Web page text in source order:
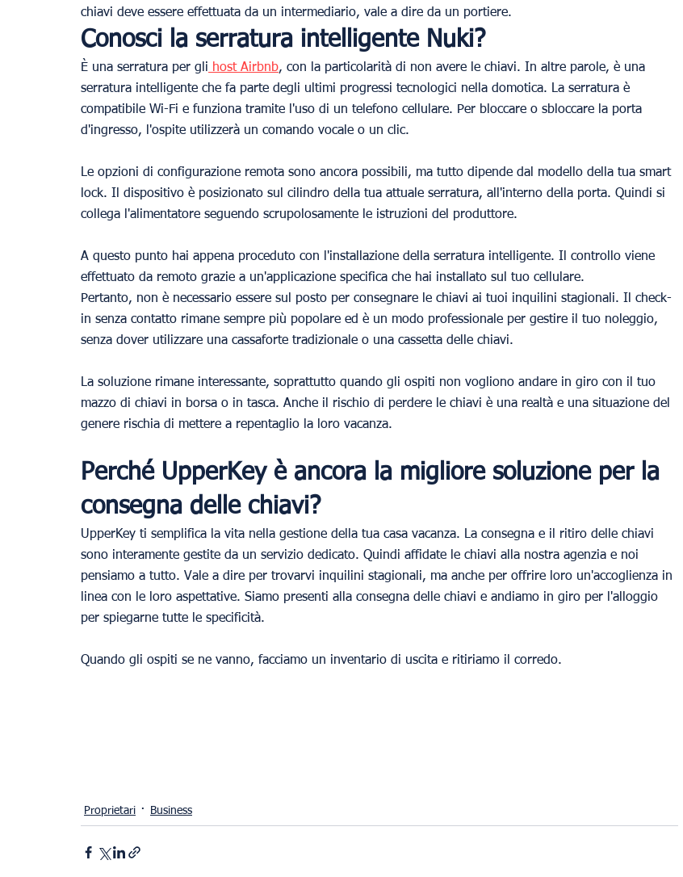
chiavi deve essere effettuata da un intermediario, vale a dire da un portiere.
Conosci la serratura intelligente Nuki?
È una serratura per gli host Airbnb, con la particolarità di non avere le chiavi. In altre parole, è una
serratura intelligente che fa parte degli ultimi progressi tecnologici nella domotica. La serratura è
compatibile Wi-Fi e funziona tramite l'uso di un telefono cellulare. Per bloccare o sbloccare la porta
d'ingresso, l'ospite utilizzerà un comando vocale o un clic.
Le opzioni di configurazione remota sono ancora possibili, ma tutto dipende dal modello della tua smart
lock. Il dispositivo è posizionato sul cilindro della tua attuale serratura, all'interno della porta. Quindi si
collega l'alimentatore seguendo scrupolosamente le istruzioni del produttore.
A questo punto hai appena proceduto con l'installazione della serratura intelligente. Il controllo viene
effettuato da remoto grazie a un'applicazione specifica che hai installato sul tuo cellulare.
Pertanto, non è necessario essere sul posto per consegnare le chiavi ai tuoi inquilini stagionali. Il check-
in senza contatto rimane sempre più popolare ed è un modo professionale per gestire il tuo noleggio,
senza dover utilizzare una cassaforte tradizionale o una cassetta delle chiavi.
La soluzione rimane interessante, soprattutto quando gli ospiti non vogliono andare in giro con il tuo
mazzo di chiavi in borsa o in tasca. Anche il rischio di perdere le chiavi è una realtà e una situazione del
genere rischia di mettere a repentaglio la loro vacanza.
Perché UpperKey è ancora la migliore soluzione per la
consegna delle chiavi?
UpperKey ti semplifica la vita nella gestione della tua casa vacanza. La consegna e il ritiro delle chiavi
sono interamente gestite da un servizio dedicato. Quindi affidate le chiavi alla nostra agenzia e noi
pensiamo a tutto. Vale a dire per trovarvi inquilini stagionali, ma anche per offrire loro un'accoglienza in
linea con le loro aspettative. Siamo presenti alla consegna delle chiavi e andiamo in giro per l'alloggio
per spiegarne tutte le specificità.
Quando gli ospiti se ne vanno, facciamo un inventario di uscita e ritiriamo il corredo.
Proprietari Business